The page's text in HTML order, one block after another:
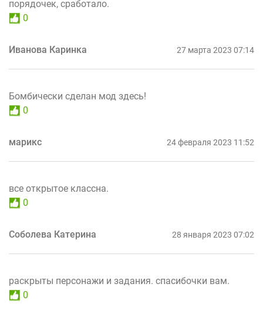
порядочек, сработало.
0
Иванова Каринка 27 марта 2023 07:14
Бомбически сделан мод здесь!
0
марикс 24 февраля 2023 11:52
все открытое классна.
0
Соболева Катерина 28 января 2023 07:02
раскрыты персонажи и задания. спасибочки вам.
0